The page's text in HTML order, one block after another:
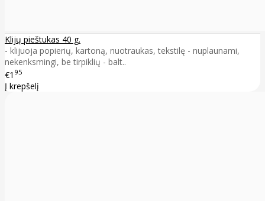
Klijų pieštukas 40 g.
- klijuoja popierių, kartoną, nuotraukas, tekstilę - nuplaunami,
nekenksmingi, be tirpiklių - balt..
€1 95
Į krepšelį